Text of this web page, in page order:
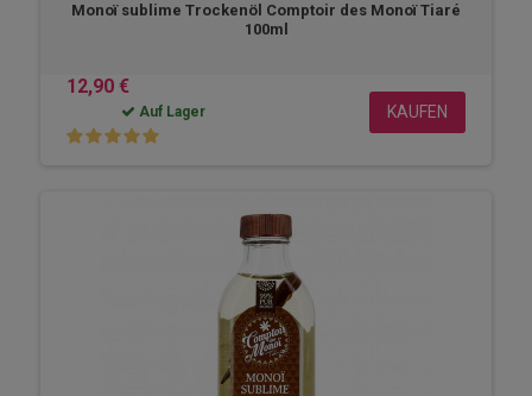
Monoï sublime Trockenöl Comptoir des Monoï Tiaré
100ml
12,90 €
Auf Lager KAUFEN